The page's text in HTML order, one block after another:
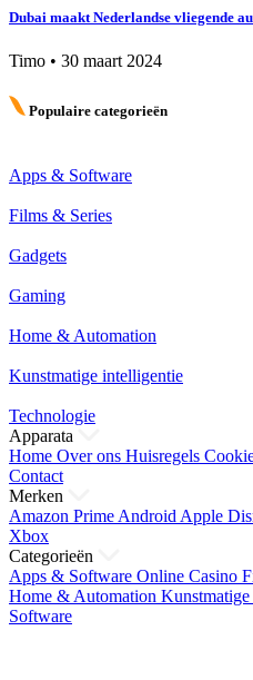
Dubai maakt Nederlandse vliegende
Timo • 30 maart 2024
Populaire categorieën
Apps & Software
Films & Series
Gadgets
Gaming
Home & Automation
Kunstmatige intelligentie
Technologie
Apparata
Home Over ons Huisregels
Contact
Merken
Amazon Prime Android Apple
Xbox
Categorieën
Apps & Software Online Casino
Home & Automation
Software